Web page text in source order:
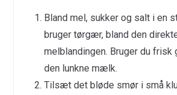
Bland mel, sukker og salt i en
bruger tørgær, bland den
melblandingen. Bruger du
den lunkne mælk.
Tilsæt det bløde smør i små